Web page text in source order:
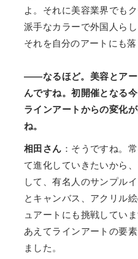
よ。それに美容業界でも
派手なカラーで外国人ら
それを自分のアートにも落
――なるほど。美容とアー
んですね。初開催となる
ラインアートからの変化
ね。
相田さん ：そうですね。
て進化していきたいから
して、有名人のサンプル
とキャンバス、アクリル
ュアートにも挑戦してい
あえてラインアートの要
ました。